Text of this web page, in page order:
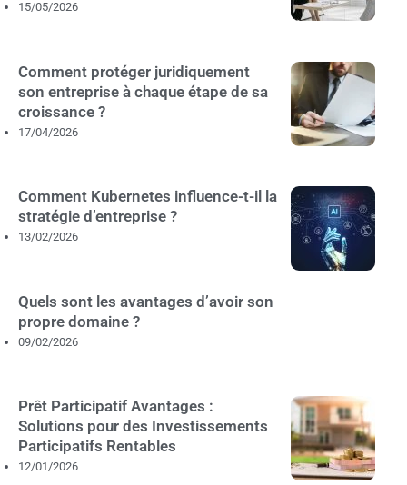
15/05/2026
Comment protéger juridiquement
son entreprise à chaque étape de sa
croissance ?
17/04/2026
Comment Kubernetes influence-t-il la
stratégie d’entreprise ?
13/02/2026
Quels sont les avantages d’avoir son
propre domaine ?
09/02/2026
Prêt Participatif Avantages :
Solutions pour des Investissements
Participatifs Rentables
12/01/2026